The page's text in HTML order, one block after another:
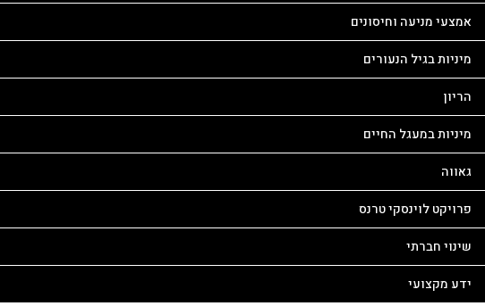
אמצעי מניעה וחיסונים
מיניות בגיל הנעורים
הריון
מיניות במעגל החיים
גאווה
פרויקט לוינסקי טרנס
שינוי חברתי
ידע מקצועי